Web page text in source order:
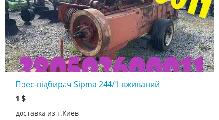
Прес-підбирач Sipma 244/1 вживаний
доставка из г.Киев
1 $